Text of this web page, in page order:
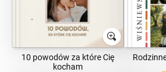
10 powodów za które Cię
kocham